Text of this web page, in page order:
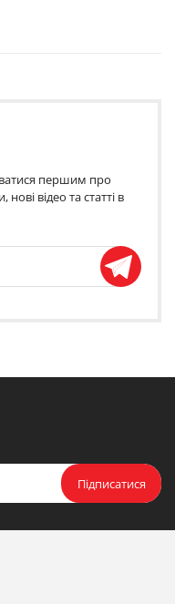
першим про
відео та статті в
Підписатися